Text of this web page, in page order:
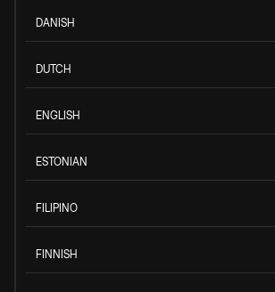
DANISH
DUTCH
ENGLISH
ESTONIAN
FILIPINO
FINNISH